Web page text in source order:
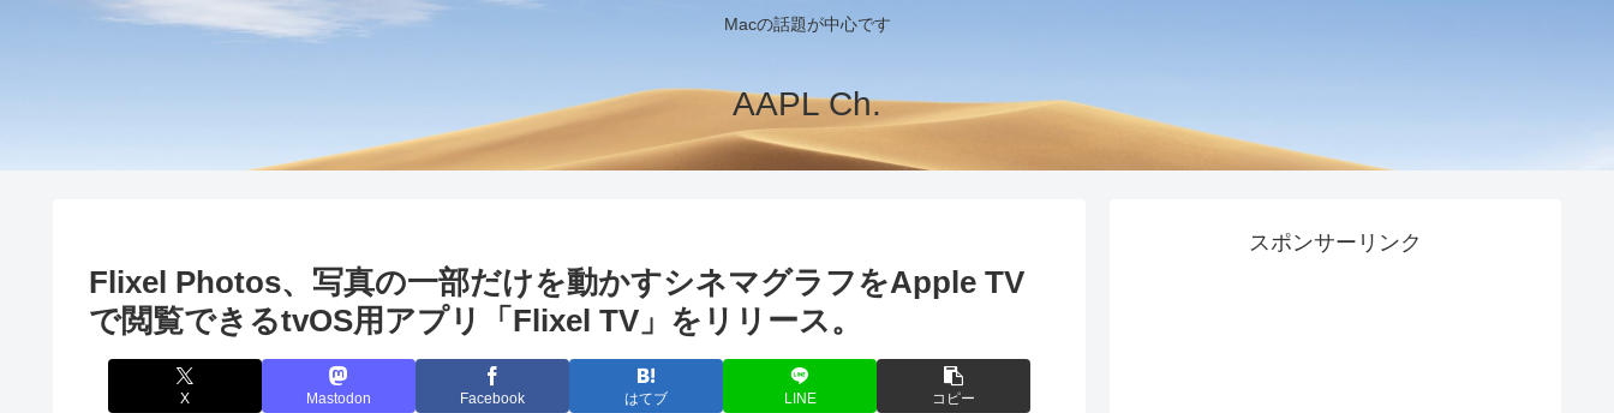
Macの話題が中心です
AAPL Ch.
Flixel Photos、写真の一部だけを動かすシネマグラフをApple TV
で閲覧できるtvOS用アプリ「Flixel TV」をリリース。
X Mastodon Facebook はてブ LINE コピー
スポンサーリンク